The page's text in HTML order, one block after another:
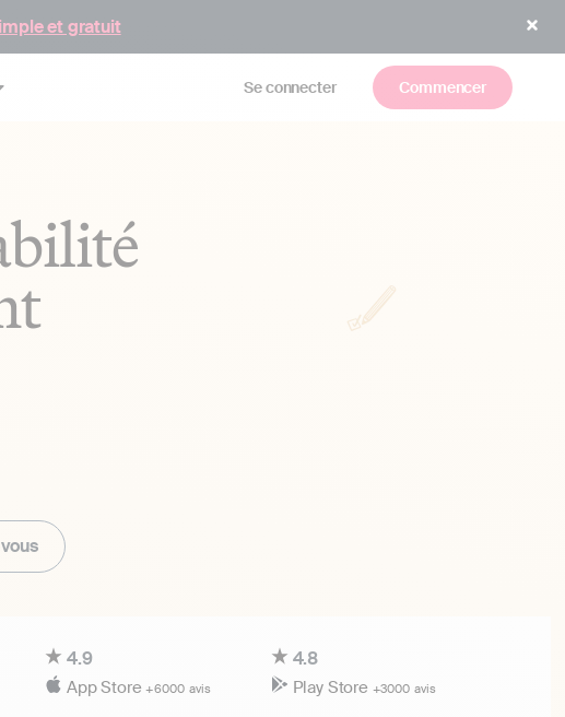
et gratuit
Se connecter Commencer
4.9
App Store+6000 avis
4.8
Play Store +3000 avis